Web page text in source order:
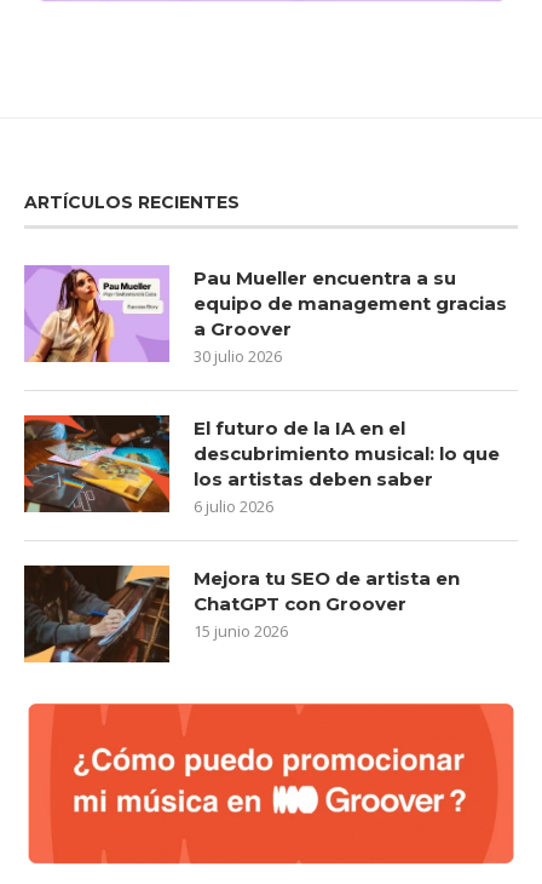
ARTÍCULOS RECIENTES
Pau Mueller encuentra a su
equipo de management gracias
a Groover
30 julio 2026
El futuro de la IA en el
descubrimiento musical: lo que
los artistas deben saber
6 julio 2026
Mejora tu SEO de artista en
ChatGPT con Groover
15 junio 2026